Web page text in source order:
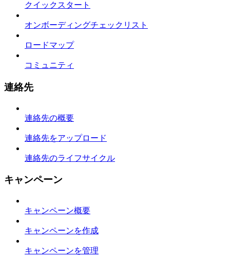
クイックスタート
オンボーディングチェックリスト
ロードマップ
コミュニティ
連絡先
連絡先の概要
連絡先をアップロード
連絡先のライフサイクル
キャンペーン
キャンペーン概要
キャンペーンを作成
キャンペーンを管理